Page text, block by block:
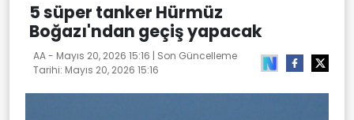
5 süper tanker Hürmüz
Boğazı'ndan geçiş yapacak
AA - Mayıs 20, 2026 15:16 | Son Güncelleme
Tarihi: Mayıs 20, 2026 15:16